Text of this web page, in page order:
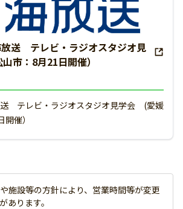
送 テレビ・ラジオスタジオ見
市：8月21日開催）
送 テレビ・ラジオスタジオ見学会 (愛媛
催）
施設等の方針により、営業時間等が変更
あります。